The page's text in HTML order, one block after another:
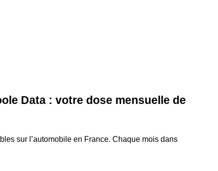
Data : votre dose mensuelle de
sur l’automobile en France. Chaque mois dans